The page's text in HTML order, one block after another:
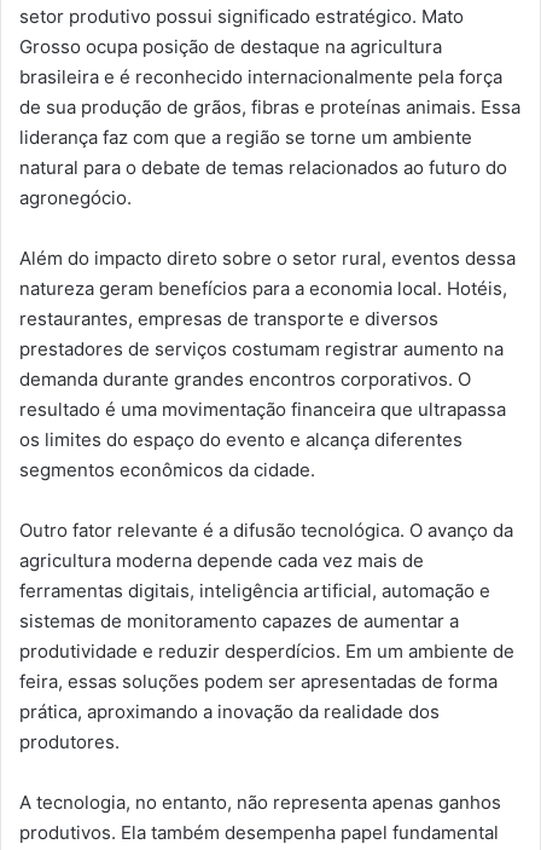
setor produtivo possui significado estratégico. Mato
Grosso ocupa posição de destaque na agricultura
brasileira e é reconhecido internacionalmente pela força
de sua produção de grãos, fibras e proteínas animais. Essa
liderança faz com que a região se torne um ambiente
natural para o debate de temas relacionados ao futuro do
agronegócio.
Além do impacto direto sobre o setor rural, eventos dessa
natureza geram benefícios para a economia local. Hotéis,
restaurantes, empresas de transporte e diversos
prestadores de serviços costumam registrar aumento na
demanda durante grandes encontros corporativos. O
resultado é uma movimentação financeira que ultrapassa
os limites do espaço do evento e alcança diferentes
segmentos econômicos da cidade.
Outro fator relevante é a difusão tecnológica. O avanço da
agricultura moderna depende cada vez mais de
ferramentas digitais, inteligência artificial, automação e
sistemas de monitoramento capazes de aumentar a
produtividade e reduzir desperdícios. Em um ambiente de
feira, essas soluções podem ser apresentadas de forma
prática, aproximando a inovação da realidade dos
produtores.
A tecnologia, no entanto, não representa apenas ganhos
produtivos. Ela também desempenha papel fundamental